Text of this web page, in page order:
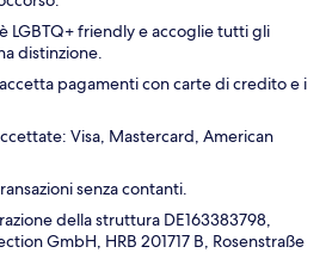
LGBTQ+ friendly e accoglie tutti gli
distinzione.
pagamenti con carte di credito e i
Visa, Mastercard, American
senza contanti.
della struttura DE163383798,
GmbH, HRB 201717 B, Rosenstraße